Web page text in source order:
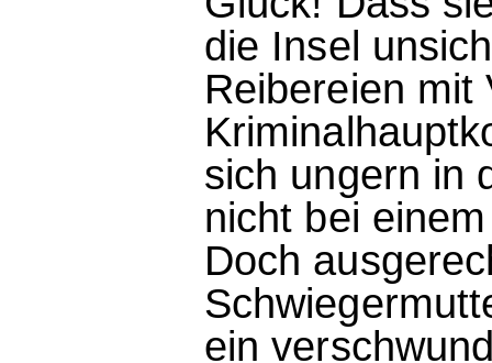
die Insel
Reibereien mit
sich ungern in
nicht bei
Doch
ein